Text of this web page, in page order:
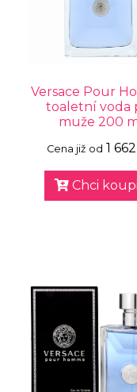
Versace Pour
toaletní voda
muže 200
Cena již od 1
Chci